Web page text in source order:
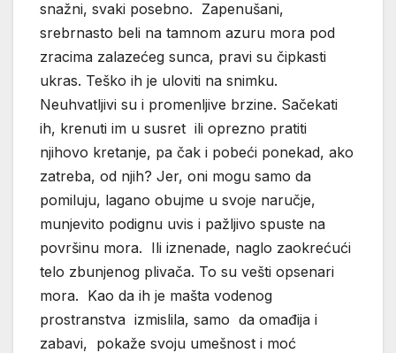
snažni, svaki posebno. Zapenušani,
srebrnasto beli na tamnom azuru mora pod
zracima zalazećeg sunca, pravi su čipkasti
ukras. Teško ih je uloviti na snimku.
Neuhvatljivi su i promenljive brzine. Sačekati
ih, krenuti im u susret ili oprezno pratiti
njihovo kretanje, pa čak i pobeći ponekad, ako
zatreba, od njih? Jer, oni mogu samo da
pomiluju, lagano obujme u svoje naručje,
munjevito podignu uvis i pažljivo spuste na
površinu mora. Ili iznenade, naglo zaokrećući
telo zbunjenog plivača. To su vešti opsenari
mora. Kao da ih je mašta vodenog
prostranstva izmislila, samo da omađija i
zabavi, pokaže svoju umešnost i moć